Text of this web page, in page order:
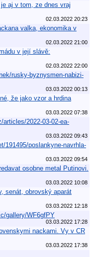
aj v tom, ze dnes vraj
02.03.2022 20:23
valka, ekonomika v
02.03.2022 21:00
v její slávě:
02.03.2022 22:00
rusky-byznysmen-nabizi-
03.03.2022 00:13
že jako vzor a hrdina
03.03.2022 07:38
2022-03-02-ea-
03.03.2022 09:43
191495/poslankyne-navrhla-
03.03.2022 09:54
osobne metal Putinovi.
03.03.2022 10:08
senát, obrovský aparát
03.03.2022 12:18
gallery/WF6gfPY
03.03.2022 17:28
nackami. Vy v CR
03.03.2022 17:38